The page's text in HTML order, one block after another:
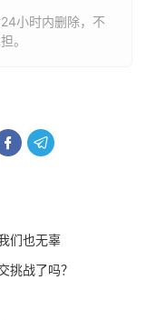
小时内删除，不
。
 
们也无辜
挑战了吗？